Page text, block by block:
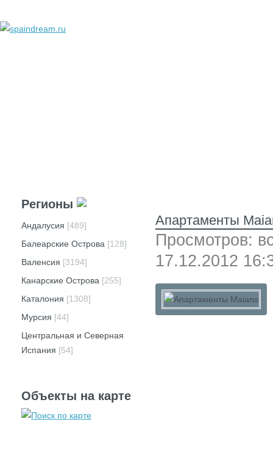
Регионы
Андалусия [489]
Балеарские Острова [128]
Валенсия [3194]
Канарские Острова [255]
Каталония [1308]
Мурсия [44]
Центральная и Северная
Испания [54]
Объекты на карте
Апартаменты
Просмотров:
17.12.2012